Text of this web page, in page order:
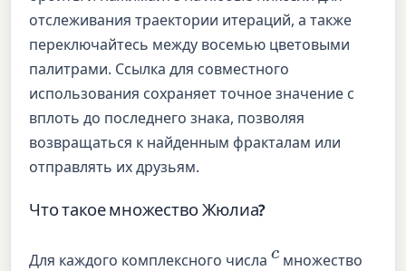
отслеживания траектории итераций, а также
переключайтесь между восемью цветовыми
палитрами. Ссылка для совместного
использования сохраняет точное значение c
вплоть до последнего знака, позволяя
возвращаться к найденным фракталам или
отправлять их друзьям.
Что такое множество Жюлиа?
Для каждого комплексного числаcмножество